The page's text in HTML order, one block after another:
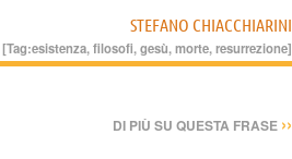
STEFANO CHIACCHIARINI
[Tag:esistenza,filosofi,gesù,morte,resurrezione]
DI PIÙ SU QUESTA FRASE ››